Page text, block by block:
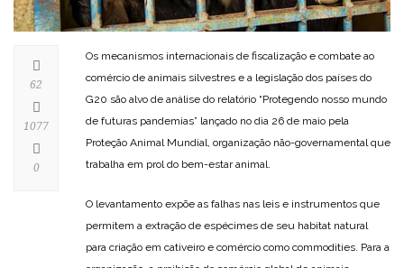
Os mecanismos internacionais de fiscalização e combate ao
comércio de animais silvestres e a legislação dos países do
G20 são alvo de análise do relatório “Protegendo nosso mundo
de futuras pandemias” lançado no dia 26 de maio pela
Proteção Animal Mundial, organização não-governamental que
trabalha em prol do bem-estar animal.
O levantamento expõe as falhas nas leis e instrumentos que
permitem a extração de espécimes de seu habitat natural
para criação em cativeiro e comércio como commodities. Para a
62
1077
0